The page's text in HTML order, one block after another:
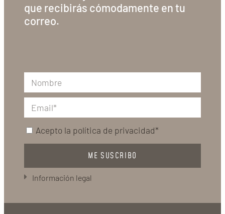
que recibirás cómodamente en tu
correo.
Acepto la política de privacidad*
ME SUSCRIBO
Información legal